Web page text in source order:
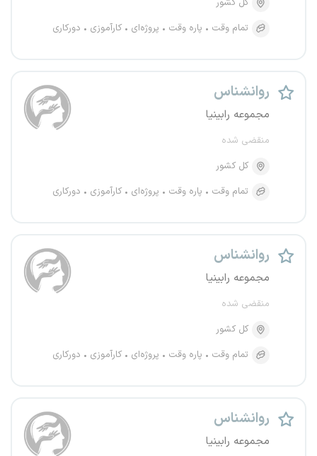
کل کشور
تمام وقت
پاره وقت پروژه‌ای کارآموزی دورکاری
روانشناس
مجموعه رابینیا
منقضی شده
کل کشور
تمام وقت
پاره وقت پروژه‌ای کارآموزی دورکاری
روانشناس
مجموعه رابینیا
منقضی شده
کل کشور
تمام وقت
پاره وقت پروژه‌ای کارآموزی دورکاری
روانشناس
مجموعه رابینیا